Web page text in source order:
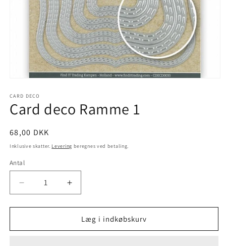
CARD DECO
Card deco Ramme 1
68,00 DKK
Inklusive skatter. Levering beregnes ved betaling.
Antal
Læg i indkøbskurv